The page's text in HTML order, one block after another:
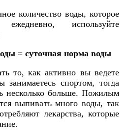
количество воды, которое
используйте
= суточная норма воды
то, как активно вы ведете
спортом, тогда
несколько больше. Пожилым
выпивать много воды, так
лекарства, которые